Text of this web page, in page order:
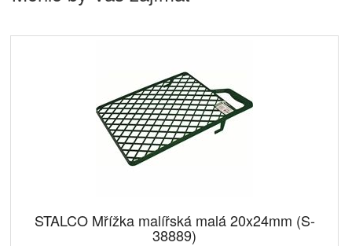
STALCO Mřížka malířská malá 20x24mm (S-
38889)